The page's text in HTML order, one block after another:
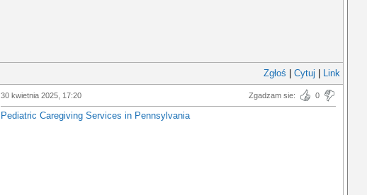
Zgłoś Cytuj Link
30 kwietnia 2025, 17:20 Zgadzam sie: 0
Pediatric Caregiving Services in Pennsylvania